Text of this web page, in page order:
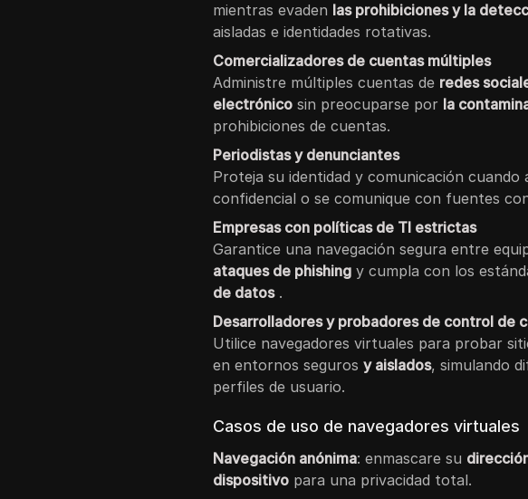
mientras evaden las prohibiciones y la
aisladas e identidades rotativas.
Comercializadores de cuentas múltiples
Administre múltiples cuentas de redes
electrónico sin preocuparse por la
prohibiciones de cuentas.
Periodistas y denunciantes
Proteja su identidad y comunicación cuando
confidencial o se comunique con fuentes
Empresas con políticas de TI estrictas
Garantice una navegación segura entre
ataques de phishing y cumpla con los
de datos.
Desarrolladores y probadores de control de
Utilice navegadores virtuales para probar
en entornos segurosy aislados, simulando
perfiles de usuario.
Casos de uso de navegadores virtuales
Navegación anónima: enmascare su
dispositivo para una privacidad total.